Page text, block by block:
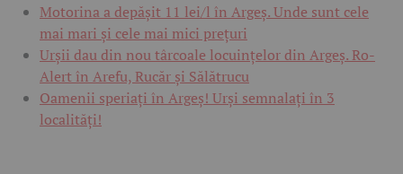
Motorina a depășit 11 lei/l în Argeș. Unde sunt cele
mai mari și cele mai mici prețuri
Urșii dau din nou târcoale locuințelor din Argeș. Ro-
Alert în Arefu, Rucăr și Sălătrucu
Oamenii speriați în Argeș! Urși semnalați în 3
localități!